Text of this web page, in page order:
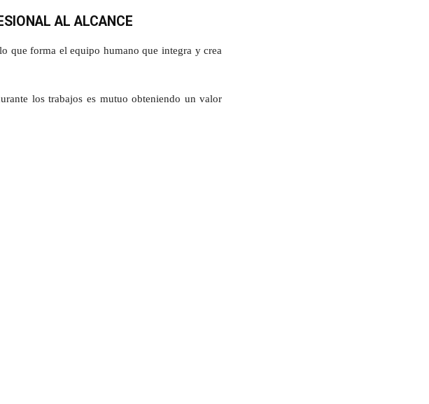
AL ALCANCE
que forma el equipo humano que integra y crea
los trabajos es mutuo obteniendo un valor